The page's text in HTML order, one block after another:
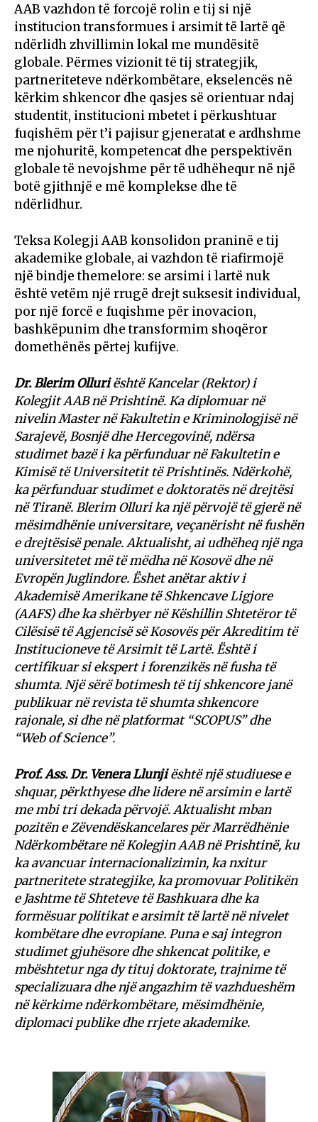
AAB vazhdon të forcojë rolin e tij si një
institucion transformues i arsimit të lartë që
ndërlidh zhvillimin lokal me mundësitë
globale. Përmes vizionit të tij strategjik,
partneriteteve ndërkombëtare, ekselencës në
kërkim shkencor dhe qasjes së orientuar ndaj
studentit, institucioni mbetet i përkushtuar
fuqishëm për t’i pajisur gjeneratat e ardhshme
me njohuritë, kompetencat dhe perspektivën
globale të nevojshme për të udhëhequr në një
botë gjithnjë e më komplekse dhe të
ndërlidhur.
Teksa Kolegji AAB konsolidon praninë e tij
akademike globale, ai vazhdon të riafirmojë
një bindje themelore: se arsimi i lartë nuk
është vetëm një rrugë drejt suksesit individual,
por një forcë e fuqishme për inovacion,
bashkëpunim dhe transformim shoqëror
domethënës përtej kufijve.
Dr. Blerim Olluriështë Kancelar (Rektor) i
Kolegjit AAB në Prishtinë. Ka diplomuar në
nivelin Master në Fakultetin e Kriminologjisë në
Sarajevë, Bosnjë dhe Hercegovinë, ndërsa
studimet bazë i ka përfunduar në Fakultetin e
Kimisë të Universitetit të Prishtinës. Ndërkohë,
ka përfunduar studimet e doktoratës në drejtësi
në Tiranë. Blerim Olluri ka një përvojë të gjerë në
mësimdhënie universitare, veçanërisht në fushën
e drejtësisë penale. Aktualisht, ai udhëheq një nga
universitetet më të mëdha në Kosovë dhe në
Evropën Juglindore. Ëshet anëtar aktiv i
Akademisë Amerikane të Shkencave Ligjore
(AAFS) dhe ka shërbyer në Këshillin Shtetëror të
Cilësisë të Agjencisë së Kosovës për Akreditim të
Institucioneve të Arsimit të Lartë. Është i
certifikuar si ekspert i forenzikës në fusha të
shumta. Një sërë botimesh të tij shkencore janë
publikuar në revista të shumta shkencore
rajonale, si dhe në platformat “SCOPUS” dhe
“Web of Science”.
Prof. Ass. Dr. Venera Llunjiështë një studiuese e
shquar, përkthyese dhe lidere në arsimin e lartë
me mbi tri dekada përvojë. Aktualisht mban
pozitën e Zëvendëskancelares për Marrëdhënie
Ndërkombëtare në Kolegjin AAB në Prishtinë, ku
ka avancuar internacionalizimin, ka nxitur
partneritete strategjike, ka promovuar Politikën
e Jashtme të Shteteve të Bashkuara dhe ka
formësuar politikat e arsimit të lartë në nivelet
kombëtare dhe evropiane. Puna e saj integron
studimet gjuhësore dhe shkencat politike, e
mbështetur nga dy tituj doktorate, trajnime të
specializuara dhe një angazhim të vazhdueshëm
në kërkime ndërkombëtare, mësimdhënie,
diplomaci publike dhe rrjete akademike.